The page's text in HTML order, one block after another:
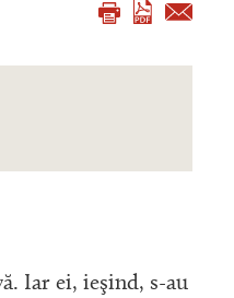
Iar ei, ieşind, s-au